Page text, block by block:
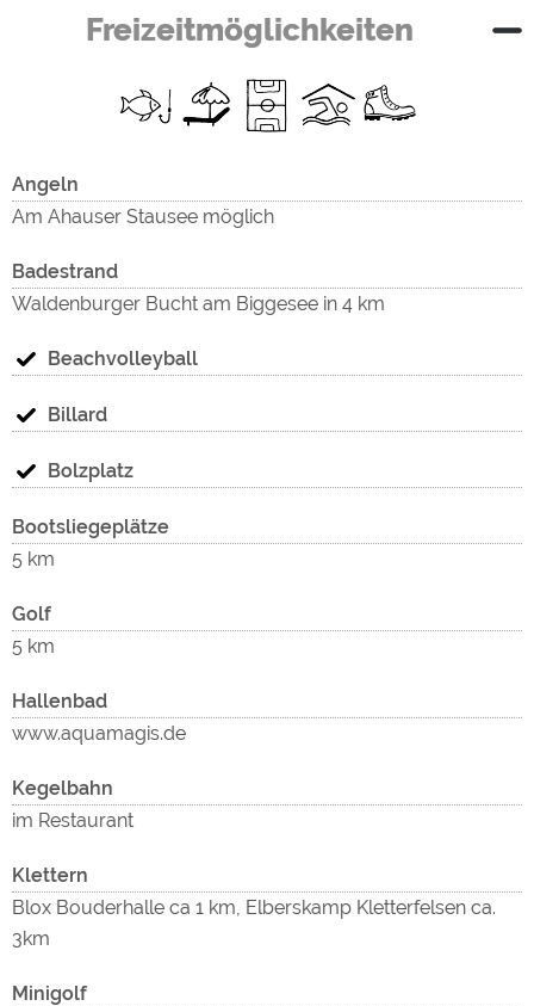
Freizeitmöglichkeiten
Angeln
Am Ahauser Stausee möglich
Badestrand
Waldenburger Bucht am Biggesee in 4 km
Beachvolleyball
Billard
Bolzplatz
Bootsliegeplätze
5 km
Golf
5 km
Hallenbad
www.aquamagis.de
Kegelbahn
im Restaurant
Klettern
Blox Bouderhalle ca 1 km, Elberskamp Kletterfelsen ca.
3km
Minigolf